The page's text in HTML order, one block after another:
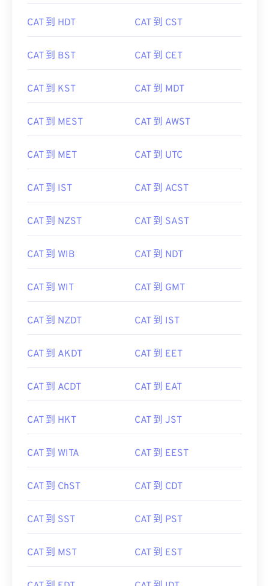
CAT 到 HDT CAT 到 CST
CAT 到 BST CAT 到 CET
CAT 到 KST CAT 到 MDT
CAT 到 MEST CAT 到 AWST
CAT 到 MET CAT 到 UTC
CAT 到 IST CAT 到 ACST
CAT 到 NZST CAT 到 SAST
CAT 到 WIB CAT 到 NDT
CAT 到 WIT CAT 到 GMT
CAT 到 NZDT CAT 到 IST
CAT 到 AKDT CAT 到 EET
CAT 到 ACDT CAT 到 EAT
CAT 到 HKT CAT 到 JST
CAT 到 WITA CAT 到 EEST
CAT 到 ChST CAT 到 CDT
CAT 到 SST CAT 到 PST
CAT 到 MST CAT 到 EST